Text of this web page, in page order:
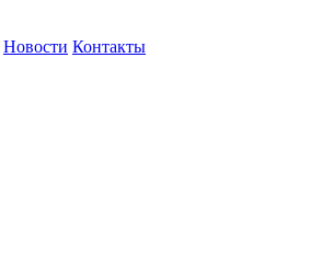
Новости Контакты